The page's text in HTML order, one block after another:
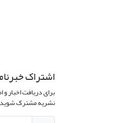
اشتراک
برای دریافت اخبار
نشریه مشترک